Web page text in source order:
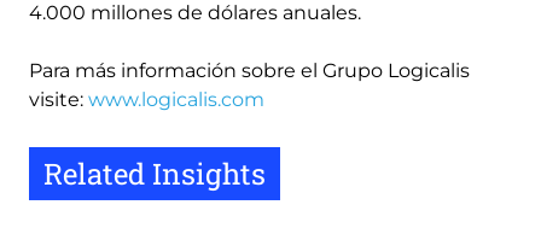
4.000 millones de dólares anuales.
Para más información sobre el Grupo Logicalis
visite: www.logicalis.com
Related Insights